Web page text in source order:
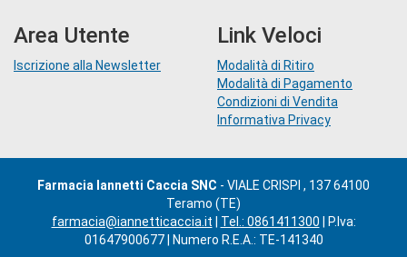
Area Utente
Iscrizione alla Newsletter
Link Veloci
Modalità di Ritiro
Modalità di Pagamento
Condizioni di Vendita
Informativa Privacy
Farmacia Iannetti Caccia SNC - VIALE CRISPI , 137 64100
Teramo (TE)
farmacia@iannetticaccia.it
Tel.: 0861411300 | P.Iva:
01647900677 | Numero R.E.A.: TE-141340